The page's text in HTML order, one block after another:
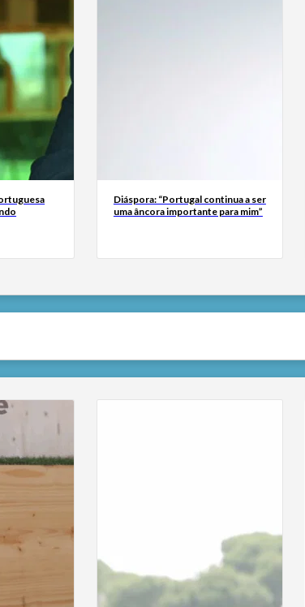
Diáspora: “Portugal continua a ser
uma âncora importante para mim”